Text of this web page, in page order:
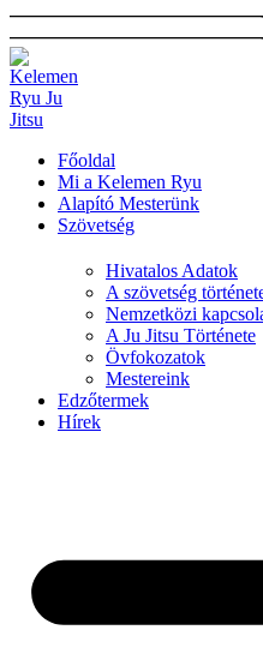
Ugrás
a
tartalomhoz
Főoldal
Mi a Kelemen Ryu
Alapító Mesterünk
Szövetség
Hivatalos Adatok
A szövetség
Nemzetközi
A Ju Jitsu Története
Övfokozatok
Mestereink
Edzőtermek
Hírek